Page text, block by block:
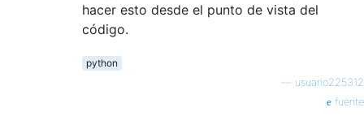
hacer esto desde el punto de vista del
código.
python
usuario225312
fuente